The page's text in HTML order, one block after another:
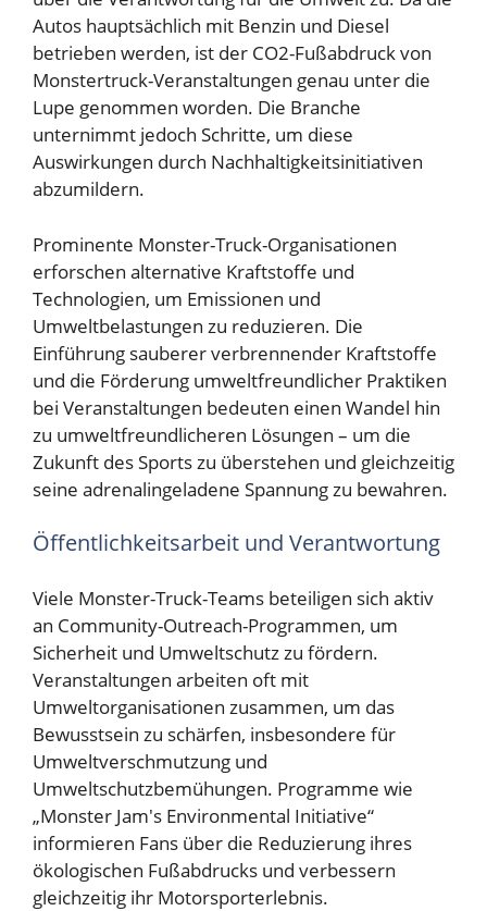
Autos hauptsächlich mit Benzin und Diesel
betrieben werden, ist der CO2-Fußabdruck von
Monstertruck-Veranstaltungen genau unter die
Lupe genommen worden. Die Branche
unternimmt jedoch Schritte, um diese
Auswirkungen durch Nachhaltigkeitsinitiativen
abzumildern.
Prominente Monster-Truck-Organisationen
erforschen alternative Kraftstoffe und
Technologien, um Emissionen und
Umweltbelastungen zu reduzieren. Die
Einführung sauberer verbrennender Kraftstoffe
und die Förderung umweltfreundlicher Praktiken
bei Veranstaltungen bedeuten einen Wandel hin
zu umweltfreundlicheren Lösungen – um die
Zukunft des Sports zu überstehen und gleichzeitig
seine adrenalingeladene Spannung zu bewahren.
Öffentlichkeitsarbeit und Verantwortung
Viele Monster-Truck-Teams beteiligen sich aktiv
an Community-Outreach-Programmen, um
Sicherheit und Umweltschutz zu fördern.
Veranstaltungen arbeiten oft mit
Umweltorganisationen zusammen, um das
Bewusstsein zu schärfen, insbesondere für
Umweltverschmutzung und
Umweltschutzbemühungen. Programme wie
„Monster Jam's Environmental Initiative“
informieren Fans über die Reduzierung ihres
ökologischen Fußabdrucks und verbessern
gleichzeitig ihr Motorsporterlebnis.